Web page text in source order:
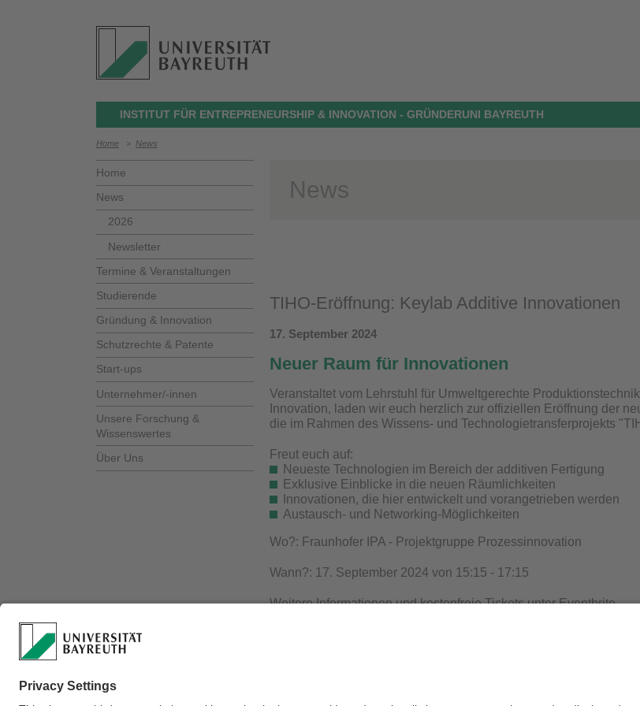
INSTITUT FÜR ENTREPRENEURSHIP & INNOVATION - GRÜNDERUNI BAYREUTH
Home > News
Home
News
2026
Newsletter
Termine & Veranstaltungen
Studierende
Gründung & Innovation
Schutzrechte & Patente
Start-ups
Unternehmer/-innen
Unsere Forschung &
Wissenswertes
Über Uns
News
TIHO-Eröffnung: Keylab Additive Innovationen
17. September 2024
Neuer Raum für Innovationen
Veranstaltet vom Lehrstuhl für Umweltgerechte
Innovation, laden wir euch herzlich zur offiziellen Eröffnung der
die im Rahmen des Wissens- und Technologietransferprojekts
Freut euch auf:
Neueste Technologien im Bereich der additiven Fertigung
Exklusive Einblicke in die neuen Räumlichkeiten
Innovationen, die hier entwickelt und vorangetrieben werden
Austausch- und Networking-Möglichkeiten
Wo?: Fraunhofer IPA - Projektgruppe Prozessinnovation
Wann?: 17. September 2024 von 15:15 - 17:15
Weitere Informationen und kostenfreie Tickets unterEventbrite